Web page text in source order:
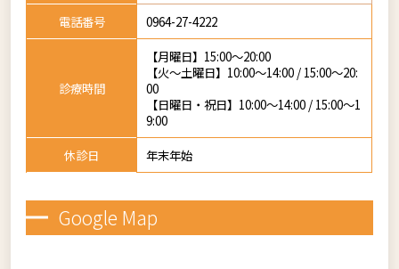
電話番号
0964-27-4222
診療時間
【月曜日】15:00～20:00
【火～土曜日】10:00～14:00 / 15:00～20:
00
【日曜日・祝日】10:00～14:00 / 15:00～1
9:00
休診日
年末年始
Google Map